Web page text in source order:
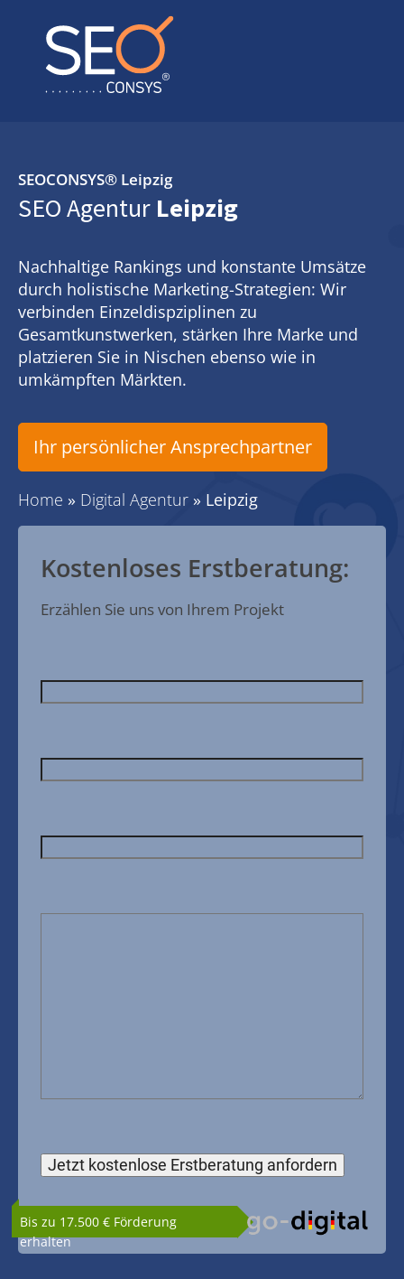
SEOCONSYS® Leipzig
SEO Agentur Leipzig
Nachhaltige Rankings und konstante Umsätze
durch holistische Marketing-Strategien: Wir
verbinden Einzeldispziplinen zu
Gesamtkunstwerken, stärken Ihre Marke und
platzieren Sie in Nischen ebenso wie in
umkämpften Märkten.
Ihr persönlicher Ansprechpartner
Home » Digital Agentur » Leipzig
Kostenloses Erstberatung:
Erzählen Sie uns von Ihrem Projekt
Bis zu 17.500 € Förderung
erhalten